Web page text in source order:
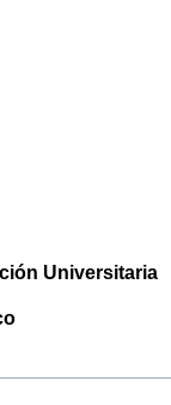
Universitaria